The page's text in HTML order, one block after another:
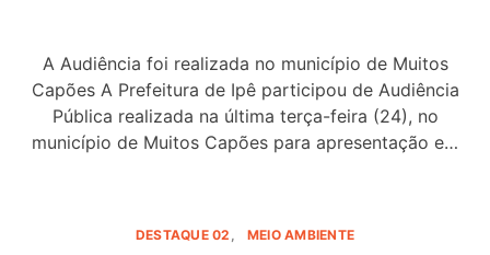
A Audiência foi realizada no município de Muitos
Capões A Prefeitura de Ipê participou de Audiência
Pública realizada na última terça-feira (24), no
município de Muitos Capões para apresentação e…
DESTAQUE 02 MEIO AMBIENTE